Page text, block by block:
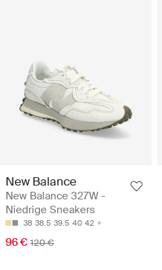
New Balance
New Balance 327W -
Niedrige Sneakers
38 38.5 39.5 40 42
96 € 120 €